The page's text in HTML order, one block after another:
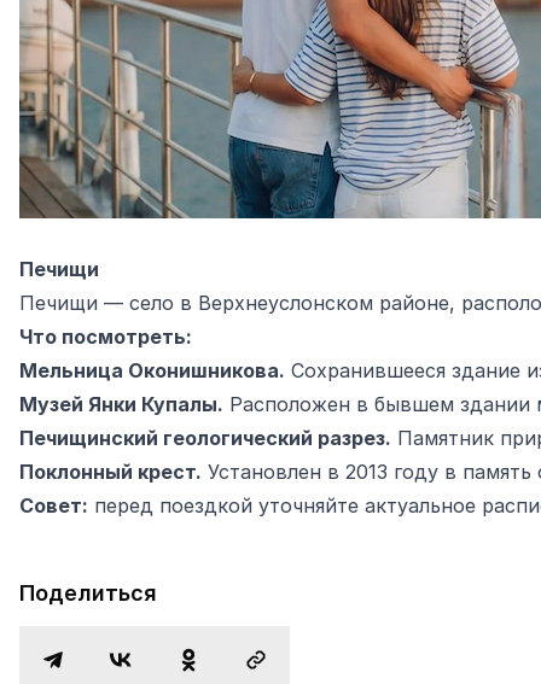
Печищи
Печищи — село в Верхнеуслонском районе,
Что посмотреть:
Мельница Оконишникова. Сохранившееся здание
Музей Янки Купалы. Расположен в бывшем здании
Печищинский геологический разрез. Памятник
Поклонный крест. Установлен в 2013 году в
Совет: перед поездкой уточняйте актуальное
Поделиться